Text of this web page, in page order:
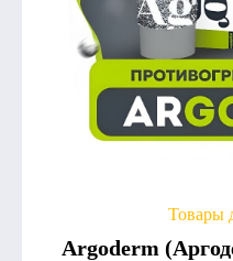
Товары
Argoderm